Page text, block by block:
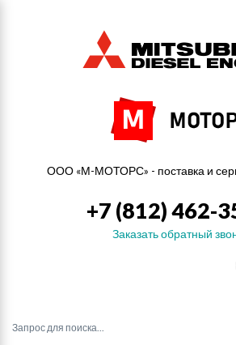
ООО «М-МОТОРС» - поставка и
+7 (812) 462-
Заказать обратный